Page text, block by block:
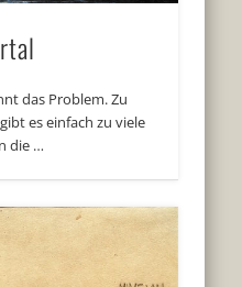
das Problem. Zu
es einfach zu viele
die …